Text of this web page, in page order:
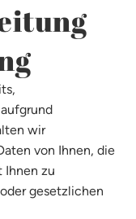
wir
von Ihnen, die
Ihnen zu
gesetzlichen